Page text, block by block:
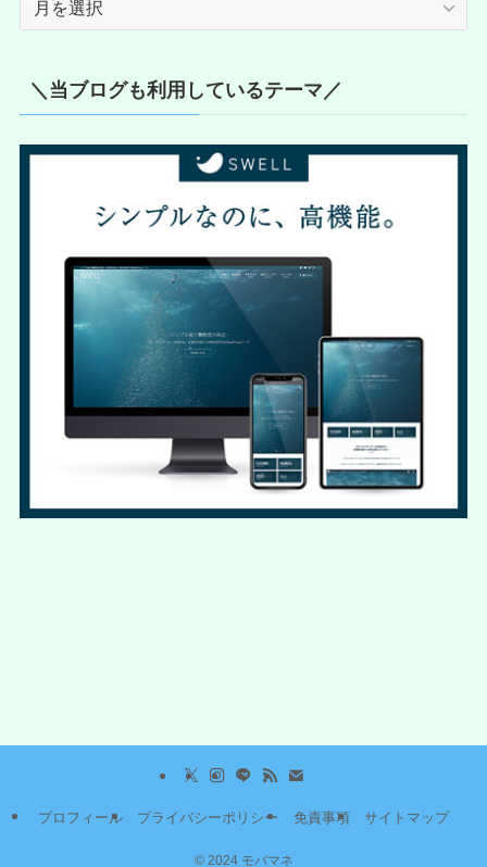
イ
＼当ブログも利用しているテーマ／
プロフィール プライバシーポリシー 免責事項 サイトマップ
©2024 モバマネ